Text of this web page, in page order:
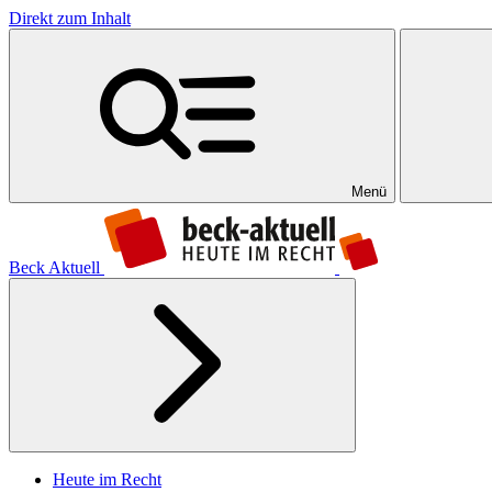
Direkt zum Inhalt
Menü
Beck Aktuell
Heute im Recht